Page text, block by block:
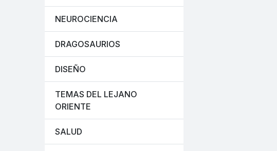
NEUROCIENCIA
DRAGOSAURIOS
DISEÑO
TEMAS DEL LEJANO
ORIENTE
SALUD